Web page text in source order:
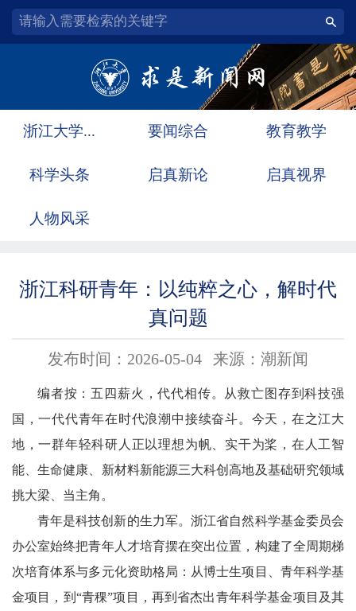
浙江大学... 要闻综合 教育教学
科学头条 启真新论 启真视界
人物风采
浙江科研青年：以纯粹之心，解时代
真问题
发布时间：2026-05-04 来源：潮新闻
编者按：五四薪火，代代相传。从救亡图存到科技强
国，一代代青年在时代浪潮中接续奋斗。今天，在之江大
地，一群年轻科研人正以理想为帆、实干为桨，在人工智
能、生命健康、新材料新能源三大科创高地及基础研究领域
挑大梁、当主角。
青年是科技创新的生力军。浙江省自然科学基金委员会
办公室始终把青年人才培育摆在突出位置，构建了全周期梯
次培育体系与多元化资助格局：从博士生项目、青年科学基
金项目，到“青稞”项目，再到省杰出青年科学基金项目及其